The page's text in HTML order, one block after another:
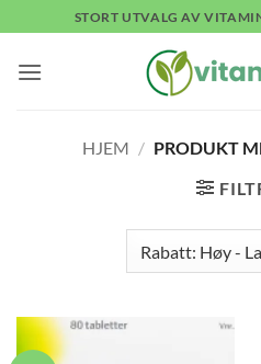
to
content
STORT UTVALG AV
HJEM / PRODUKT